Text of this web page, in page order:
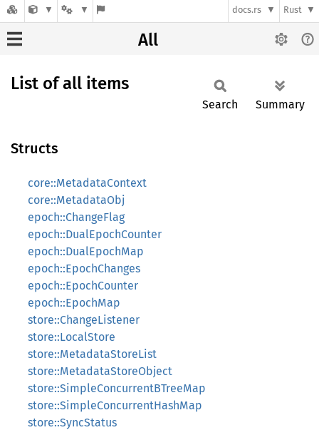
docs.rs Rust
All
List of all items
Search Summary
Structs
core::MetadataContext
core::MetadataObj
epoch::ChangeFlag
epoch::DualEpochCounter
epoch::DualEpochMap
epoch::EpochChanges
epoch::EpochCounter
epoch::EpochMap
store::ChangeListener
store::LocalStore
store::MetadataStoreList
store::MetadataStoreObject
store::SimpleConcurrentBTreeMap
store::SimpleConcurrentHashMap
store::SyncStatus